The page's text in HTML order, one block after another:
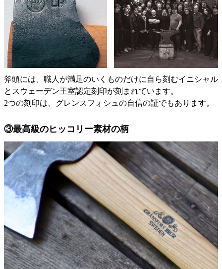
斧頭には、職人が満足のいくものだけに自ら刻むイニシャル
とスウェーデン王室認定刻印が刻まれています。
2つの刻印は、グレンスフォシュの自信の証でもあります。
③最高級のヒッコリー素材の柄